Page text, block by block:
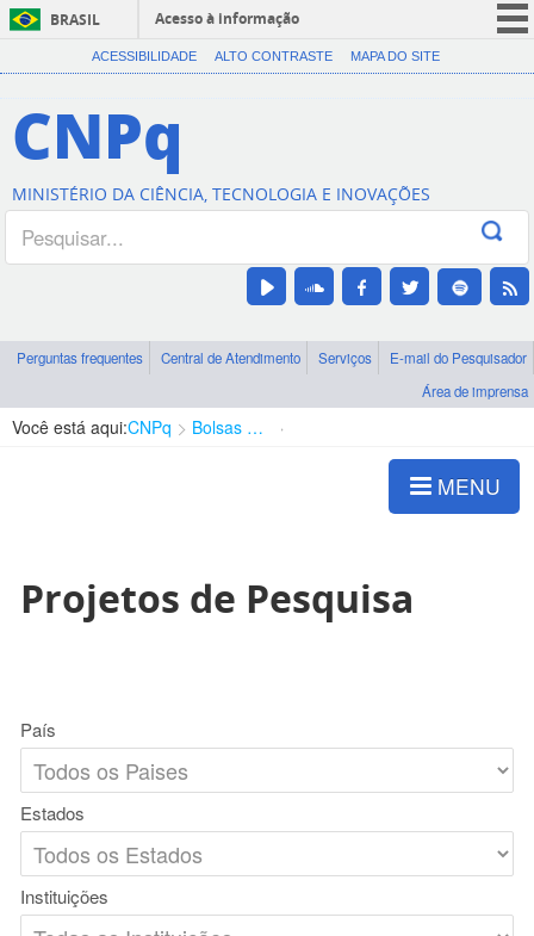
BRASIL
Acesso à informação
CORONAVÍRUS (COVID-19)
Canais
ACESSIBILIDADE ALTO CONTRASTE MAPA DO SITE
CNPq
MINISTÉRIO DA CIÊNCIA, TECNOLOGIA E INOVAÇÕES
Perguntas frequentes Central de Atendimento Serviços
E-mail do Pesquisador
Área de imprensa
Você está aqui:CNPq Bolsas e Auxílios Vigentes
MENU
Projetos de Pesquisa
País
Estados
Instituições